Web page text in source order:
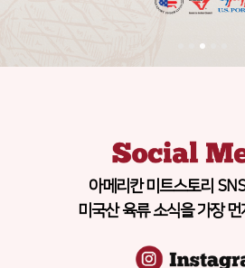
아메리칸 미트스토리
미국산 육류 소식을 가장 먼